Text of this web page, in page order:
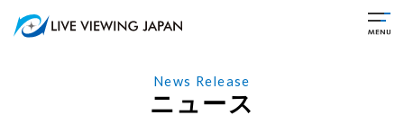
News Release
ニュース